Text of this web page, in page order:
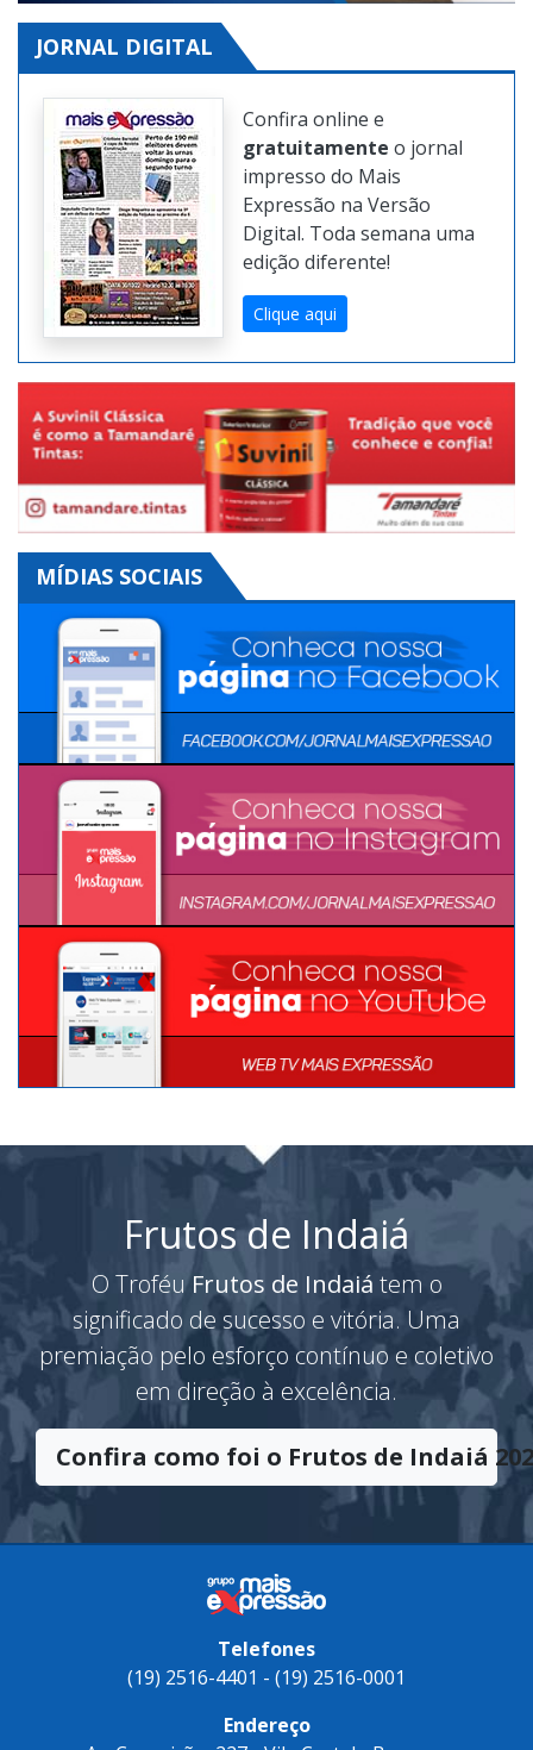
JORNAL DIGITAL
Confira online e
gratuitamente o jornal
impresso do Mais
Expressão na Versão
Digital. Toda semana uma
edição diferente!
Clique aqui
MÍDIAS SOCIAIS
Frutos de Indaiá
O TroféuFrutos de Indaiá tem o
significado de sucesso e vitória. Uma
premiação pelo esforço contínuo e coletivo
em direção à excelência.
Confira como foi o Frutos de Indaiá
Telefones
(19) 2516-4401 - (19) 2516-0001
Endereço